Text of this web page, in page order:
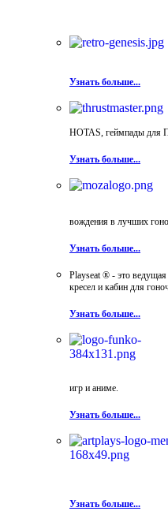
Узнать больше...
HOTAS, геймпады для
Узнать больше...
вождения в лучших
Узнать больше...
Playseat ® - это
кресел и кабин для
Узнать больше...
игр и аниме.
Узнать больше...
Узнать больше...